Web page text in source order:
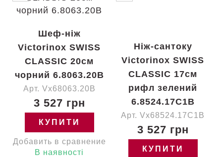
Шеф-ніж
Victorinox SWISS
CLASSIC 20см
чорний 6.8063.20B
Арт. Vx68063.20B
3 527 грн
КУПИТИ
Добавить в сравнение
В наявності
Ніж-сантоку
Victorinox SWISS
CLASSIC 17см
рифл зелений
6.8524.17C1B
Арт. Vx68524.17C1B
3 527 грн
КУПИТИ